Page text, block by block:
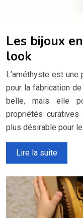
Les bijoux
look
L’améthyste est
pour la fabrication
belle, mais elle
propriétés
plus désirable pour
Lire la suite